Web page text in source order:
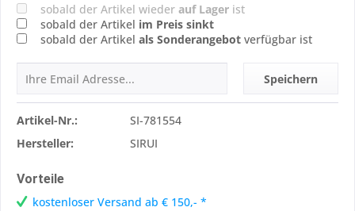
sobald der Artikel wieder auf Lager ist
sobald der Artikel im Preis sinkt
sobald der Artikel als Sonderangebot verfügbar ist
Speichern
Artikel-Nr.:
SI-781554
Hersteller:
SIRUI
Vorteile
kostenloser Versand ab € 150,- *